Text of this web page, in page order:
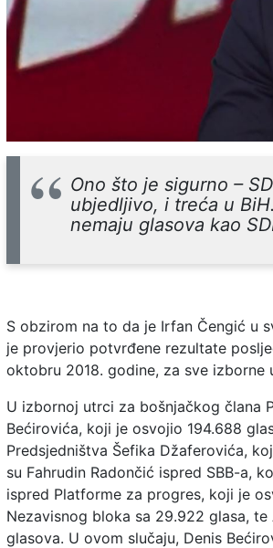
Ono što je sigurno –
ubjedljivo, i treća u
nemaju glasova kao
S obzirom na to da je Irfan Čengić u
je provjerio potvrđene rezultate
oktobru 2018. godine, za sve izborne
U izbornoj utrci za bošnjačkog člana
Bećirovića, koji je osvojio 194.688
Predsjedništva Šefika Džaferovića,
su Fahrudin Radončić ispred SBB-a,
ispred Platforme za progres, koji je
Nezavisnog bloka sa 29.922 glasa,
glasova. U ovom slučaju, Denis